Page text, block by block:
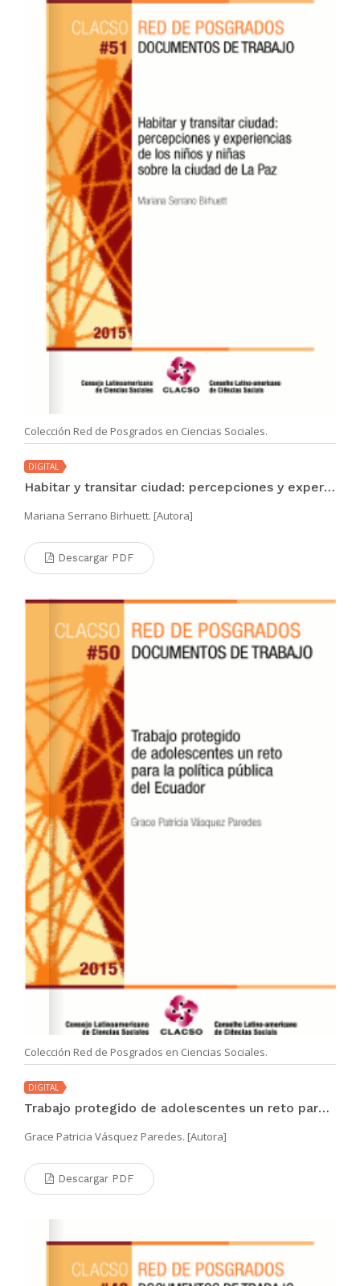
Colección Red de Posgrados en Ciencias Sociales.
DIGITAL
Habitar y transitar ciudad: percepciones y experiencias de los niños y niñas sobre la ciudad de La Paz
Mariana Serrano Birhuett. [Autora]
Descargar PDF
Colección Red de Posgrados en Ciencias Sociales.
DIGITAL
Trabajo protegido de adolescentes un reto para la política pública del Ecuador
Grace Patricia Vásquez Paredes. [Autora]
Descargar PDF